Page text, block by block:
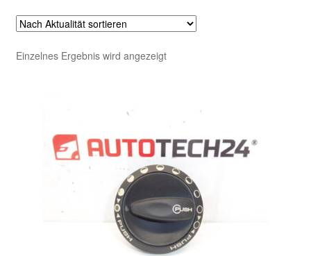
Einzelnes Ergebnis wird angezeigt